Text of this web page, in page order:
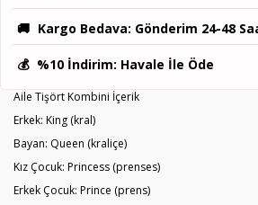
🚚 Kargo Bedava: Gönderim 24-48
💰 %10 İndirim: Havale İle Öde
Aile Tişört Kombini İçerik
Erkek: King (kral)
Bayan: Queen (kraliçe)
Kız Çocuk: Princess (prenses)
Erkek Çocuk: Prince (prens)